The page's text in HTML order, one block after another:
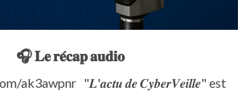
🎧 𝐋𝐞 𝐫𝐞́𝐜𝐚𝐩 𝐚𝐮𝐝𝐢𝐨
ak3awpnr "𝑳'𝒂𝒄𝒕𝒖 𝒅𝒆 𝑪𝒚𝒃𝒆𝒓𝑽𝒆𝒊𝒍𝒍𝒆" est